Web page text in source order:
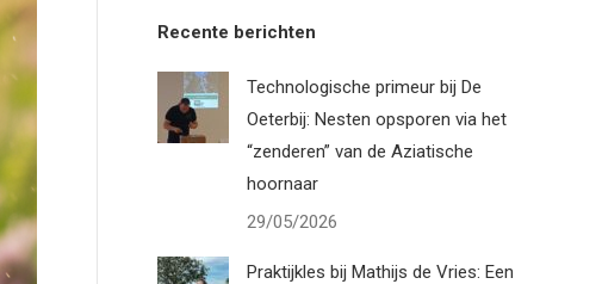
Recente berichten
Technologische primeur bij De
Oeterbij: Nesten opsporen via het
“zenderen” van de Aziatische
hoornaar
29/05/2026
Praktijkles bij Mathijs de Vries: Een